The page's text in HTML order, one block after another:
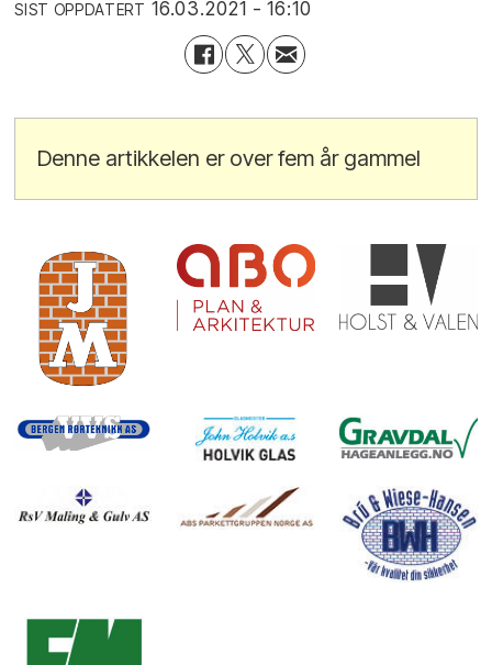
SIST OPPDATERT 16.03.2021 - 16:10
Denne artikkelen er over fem år gammel